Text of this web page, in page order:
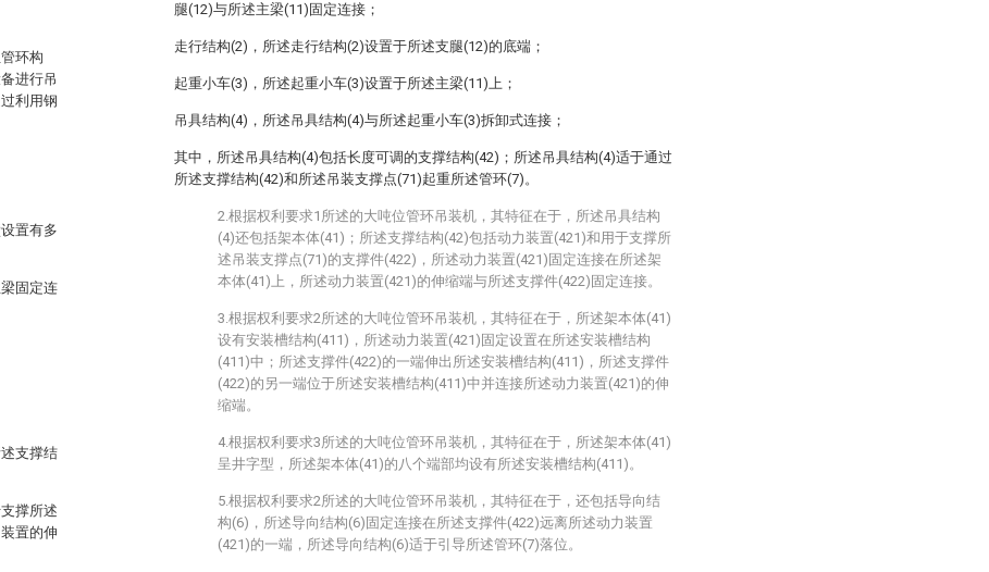
环构
进行吊
利用钢
置有多
固定连
支撑结
撑所述
置的伸
腿(12)与所述主梁(11)固定连接；
走行结构(2)，所述走行结构(2)设置于所述支腿(12)的底端；
起重小车(3)，所述起重小车(3)设置于所述主梁(11)上；
吊具结构(4)，所述吊具结构(4)与所述起重小车(3)拆卸式连接；
其中，所述吊具结构(4)包括长度可调的支撑结构(42)；所述吊具结构(4)适于通过
所述支撑结构(42)和所述吊装支撑点(71)起重所述管环(7)。
2.根据权利要求1所述的大吨位管环吊装机，其特征在于，所述吊具结构
(4)还包括架本体(41)；所述支撑结构(42)包括动力装置(421)和用于支撑所
述吊装支撑点(71)的支撑件(422)，所述动力装置(421)固定连接在所述架
本体(41)上，所述动力装置(421)的伸缩端与所述支撑件(422)固定连接。
3.根据权利要求2所述的大吨位管环吊装机，其特征在于，所述架本体(41)
设有安装槽结构(411)，所述动力装置(421)固定设置在所述安装槽结构
(411)中；所述支撑件(422)的一端伸出所述安装槽结构(411)，所述支撑件
(422)的另一端位于所述安装槽结构(411)中并连接所述动力装置(421)的伸
缩端。
4.根据权利要求3所述的大吨位管环吊装机，其特征在于，所述架本体(41)
呈井字型，所述架本体(41)的八个端部均设有所述安装槽结构(411)。
5.根据权利要求2所述的大吨位管环吊装机，其特征在于，还包括导向结
构(6)，所述导向结构(6)固定连接在所述支撑件(422)远离所述动力装置
(421)的一端，所述导向结构(6)适于引导所述管环(7)落位。